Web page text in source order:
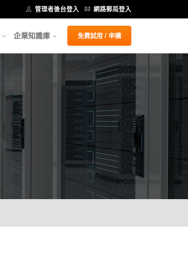
管理者後台登入 網路郵局登入
企業知識庫 免費試用 / 申購